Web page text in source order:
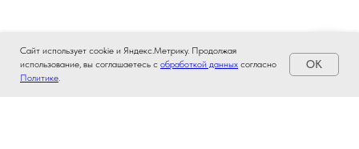
Сайт использует cookie и Яндекс.Метрику. Продолжая
использование, вы соглашаетесь с обработкой данных согласно
Политике.
OK